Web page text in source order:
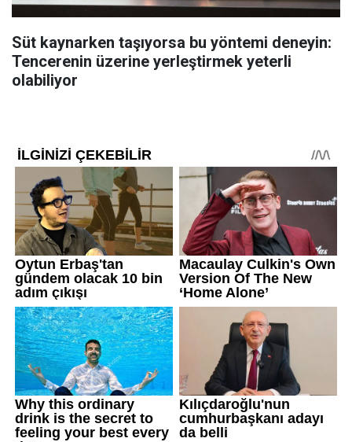
Süt kaynarken taşıyorsa bu yöntemi deneyin:
Tencerenin üzerine yerleştirmek yeterli
olabiliyor